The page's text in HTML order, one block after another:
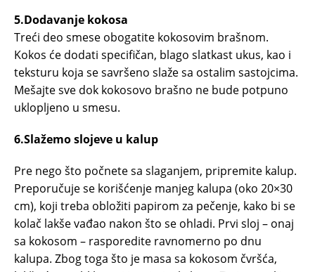
5.Dodavanje kokosa
Treći deo smese obogatite kokosovim brašnom.
Kokos će dodati specifičan, blago slatkast ukus, kao i
teksturu koja se savršeno slaže sa ostalim sastojcima.
Mešajte sve dok kokosovo brašno ne bude potpuno
uklopljeno u smesu.
6.Slažemo slojeve u kalup
Pre nego što počnete sa slaganjem, pripremite kalup.
Preporučuje se korišćenje manjeg kalupa (oko 20×30
cm), koji treba obložiti papirom za pečenje, kako bi se
kolač lakše vađao nakon što se ohladi. Prvi sloj – onaj
sa kokosom – rasporedite ravnomerno po dnu
kalupa. Zbog toga što je masa sa kokosom čvršća,